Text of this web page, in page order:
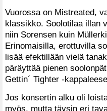
Vuorossa on Mistreated,
klassikko. Soolotilaa illan
niin Sorensen kuin
Erinomaisilla, erottuvilla
lisää efektillään vielä
päräyttää pienen
Gettin´ Tighter -
Jos konsertin alku oli
myös, mutta täysin eri